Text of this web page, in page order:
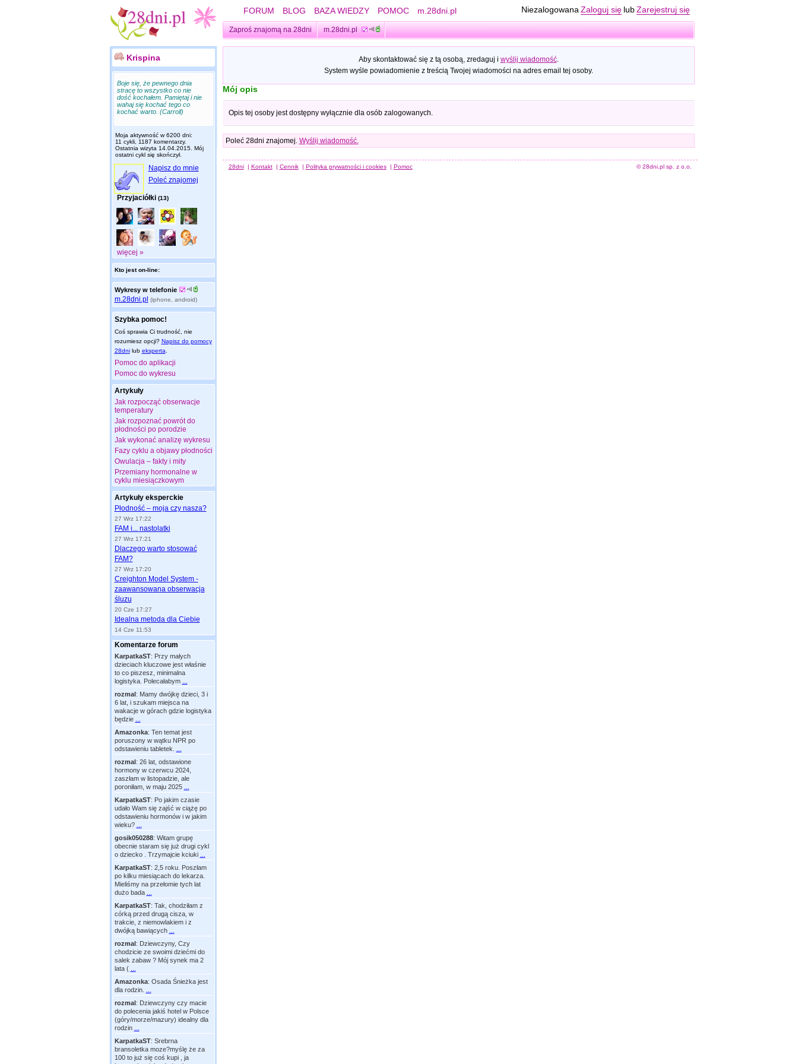
FORUM BLOG BAZA WIEDZY POMOC m.28dni.pl Niezalogowana Zaloguj się lub Zarejestruj się
Zaproś znajomą na 28dni m.28dni.pl
Krispina
Boje się, że pewnego dnia
stracę to wszystko co nie
dość kochałem. Pamiętaj i nie
wahaj się kochać tego co
kochać warto. (Carroll)
Moja aktywność w 6200 dni:
11 cykli, 1187 komentarzy.
Ostatnia wizyta 14.04.2015. Mój
ostatni cykl się skończył.
Napisz do mnie
Poleć znajomej
Przyjaciółki (13)
więcej »
Kto jest on-line:
Wykresy w telefonie
m.28dni.pl (iphone, android)
Szybka pomoc!
Coś sprawia Ci trudność, nie
rozumiesz opcji? Napisz do pomocy
28dnilub eksperta
Pomoc do aplikacji
Pomoc do wykresu
Artykuły
Jak rozpocząć obserwacje
temperatury
Jak rozpoznać powrót do
płodności po porodzie
Jak wykonać analizę wykresu
Fazy cyklu a objawy płodności
Owulacja – fakty i mity
Przemiany hormonalne w
cyklu miesiączkowym
Artykuły eksperckie
Płodność – moja czy nasza?
27 Wrz 17:22
FAM i... nastolatki
27 Wrz 17:21
Dlaczego warto stosować
FAM?
27 Wrz 17:20
Creighton Model System -
zaawansowana obserwacja
śluzu
20 Cze 17:27
Idealna metoda dla Ciebie
14 Cze 11:53
Komentarze forum
KarpatkaST: Przy małych
dzieciach kluczowe jest właśnie
to co piszesz, minimalna
logistyka. Polecałabym
rozmal: Mamy dwójkę dzieci, 3 i
6 lat, i szukam miejsca na
wakacje w górach gdzie logistyka
będzie
Amazonka: Ten temat jest
poruszony w wątku NPR po
odstawieniu tabletek.
rozmal: 26 lat, odstawione
hormony w czerwcu 2024,
zaszłam w listopadzie, ale
poroniłam, w maju 2025
KarpatkaST: Po jakim czasie
udało Wam się zajść w ciążę po
odstawieniu hormonów i w jakim
wieku?
gosik050288: Witam grupę
obecnie staram się już drugi cykl
o dziecko . Trzymajcie kciuki
KarpatkaST: 2,5 roku. Poszłam
po kilku miesiącach do lekarza.
Mieliśmy na przełomie tych lat
dużo bada
KarpatkaST: Tak, chodziłam z
córką przed drugą cisza, w
trakcie, z niemowlakiem i z
dwójką bawiących
rozmal: Dziewczyny, Czy
chodzicie ze swoimi dziećmi do
salek zabaw ? Mój synek ma 2
lata (
Amazonka: Osada Śnieżka jest
dla rodzin.
rozmal: Dziewczyny czy macie
do polecenia jakiś hotel w Polsce
(góry/morze/mazury) idealny dla
rodzin
KarpatkaST: Srebrna
bransoletka moze?myślę że za
100 to już się coś kupi , ja
Aby skontaktować się z tą osobą, zredaguj i wyślij wiadomość.
System wyśle powiadomienie z treścią Twojej wiadomości na adres email tej osoby.
Mój opis
Opis tej osoby jest dostępny wyłącznie dla osób zalogowanych.
Poleć 28dni znajomej. Wyślij wiadomość.
28dni | Kontakt | Cennik | Polityka prywatności i cookies | Pomoc © 28dni.pl sp. z o.o.